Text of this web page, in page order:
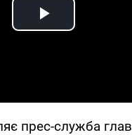
Play
прес-служба